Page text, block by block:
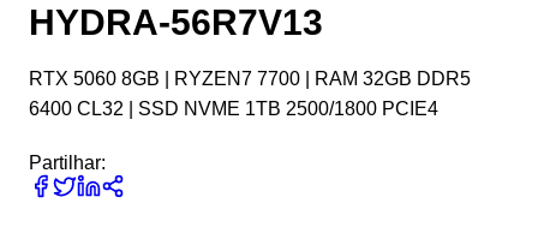
HYDRA-56R7V13
RTX 5060 8GB | RYZEN7 7700 | RAM 32GB DDR5
6400 CL32 | SSD NVME 1TB 2500/1800 PCIE4
Partilhar: